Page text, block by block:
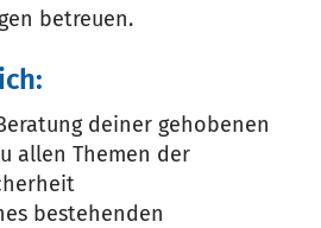
betreuen.
deiner gehobenen
allen Themen der
bestehenden